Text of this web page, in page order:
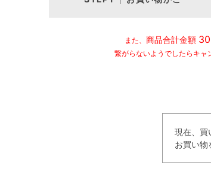
また、 商品合計金額
繋がらないようでしたらキャ
現在、買
お買い物